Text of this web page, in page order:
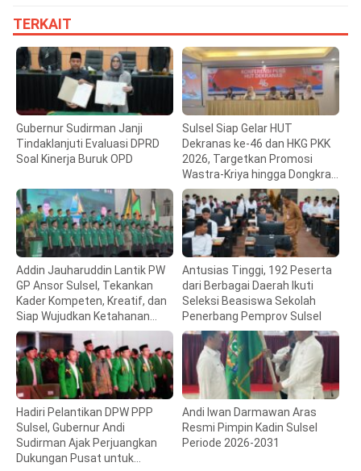
TERKAIT
Gubernur Sudirman Janji
Tindaklanjuti Evaluasi DPRD
Soal Kinerja Buruk OPD
Sulsel Siap Gelar HUT
Dekranas ke-46 dan HKG PKK
2026, Targetkan Promosi
Wastra-Kriya hingga Dongkrak
Ekonomi Daerah
Addin Jauharuddin Lantik PW
GP Ansor Sulsel, Tekankan
Kader Kompeten, Kreatif, dan
Siap Wujudkan Ketahanan
Pangan
Antusias Tinggi, 192 Peserta
dari Berbagai Daerah Ikuti
Seleksi Beasiswa Sekolah
Penerbang Pemprov Sulsel
Hadiri Pelantikan DPW PPP
Sulsel, Gubernur Andi
Sudirman Ajak Perjuangkan
Dukungan Pusat untuk
Andi Iwan Darmawan Aras
Resmi Pimpin Kadin Sulsel
Periode 2026-2031